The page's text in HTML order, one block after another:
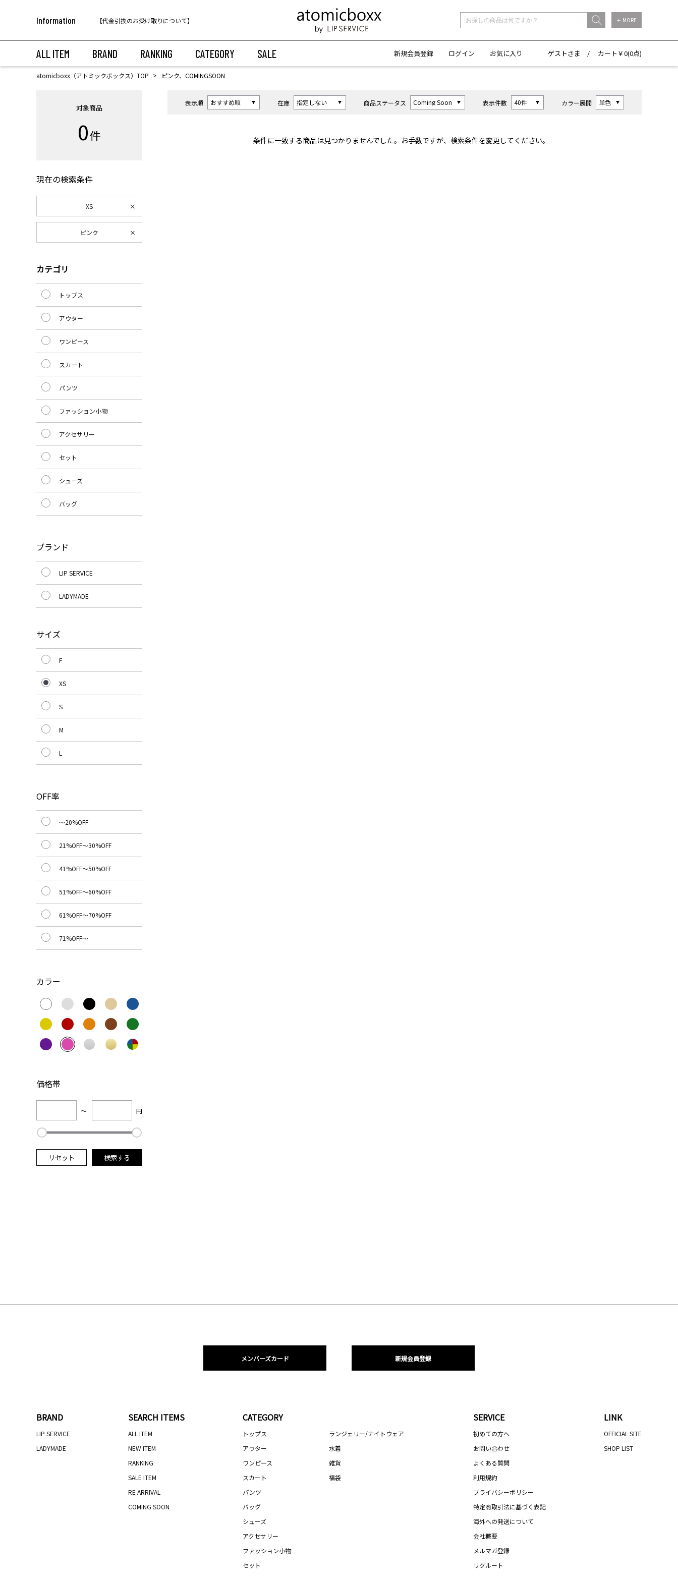
Information
【代金引換のお受け取りについて】
【重要】予約商品のお支払い方法（代金引換）変更に関するお知らせ
＋ MORE
ALL ITEM BRAND RANKING CATEGORY SALE 新規会員登録 ログイン お気に入り ゲストさま / カート￥0(0点)
atomicboxx（アトミックボックス）TOP ピンク、COMINGSOON
表示順 在庫 商品ステータス 表示件数 カラー展開
条件に一致する商品は見つかりませんでした。お手数ですが、検索条件を変更してください。
対象商品
0件
現在の検索条件
XS
ピンク
カテゴリ
トップス
アウター
ワンピース
スカート
パンツ
ファッション小物
アクセサリー
セット
シューズ
バッグ
ブランド
LIP SERVICE
LADYMADE
サイズ
F
XS
S
M
L
OFF率
～20%OFF
21%OFF～30%OFF
41%OFF～50%OFF
51%OFF～60%OFF
61%OFF～70%OFF
71%OFF～
カラー
価格帯
～ 円
リセット 検索する
メンバーズカード 新規会員登録
BRAND
LIP SERVICE
LADYMADE
SEARCH ITEMS
ALL ITEM
NEW ITEM
RANKING
SALE ITEM
RE ARRIVAL
COMING SOON
CATEGORY
トップス
アウター
ワンピース
スカート
パンツ
バッグ
シューズ
アクセサリー
ファッション小物
セット
ランジェリー/ナイトウェア
水着
雑貨
福袋
SERVICE
初めての方へ
お問い合わせ
よくある質問
利用規約
プライバシーポリシー
特定商取引法に基づく表記
海外への発送について
会社概要
メルマガ登録
リクルート
LINK
OFFICIAL SITE
SHOP LIST